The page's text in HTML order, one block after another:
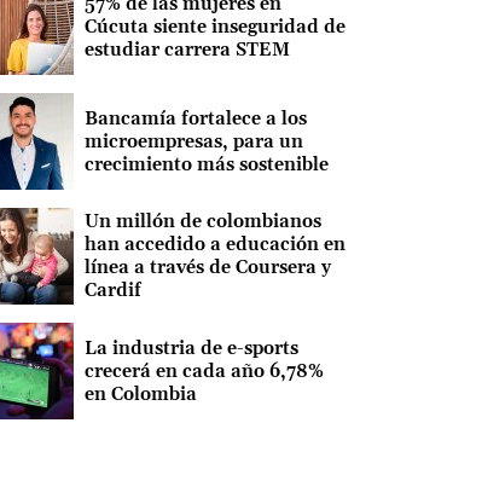
Cúcuta siente inseguridad de
estudiar carrera STEM
Bancamía fortalece a los
microempresas, para un
crecimiento más sostenible
Un millón de colombianos
han accedido a educación en
línea a través de Coursera y
Cardif
La industria de e-sports
crecerá en cada año 6,78%
en Colombia